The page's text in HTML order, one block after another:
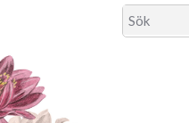
Search